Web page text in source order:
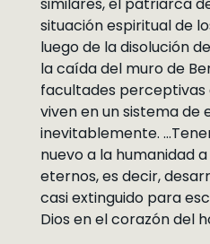
situación espiritual de
luego de la disolución
la caída del muro de
facultades perceptivas
viven en un sistema de
inevitablemente.
nuevo a la humanidad
eternos, es decir,
casi extinguido para
Dios en el corazón del